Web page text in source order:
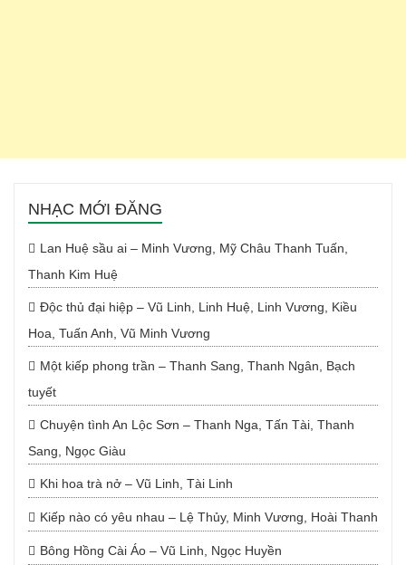
NHẠC MỚI ĐĂNG
Lan Huệ sầu ai – Minh Vương, Mỹ Châu Thanh Tuấn,
Thanh Kim Huệ
Độc thủ đại hiệp – Vũ Linh, Linh Huệ, Linh Vương, Kiều
Hoa, Tuấn Anh, Vũ Minh Vương
Một kiếp phong trần – Thanh Sang, Thanh Ngân, Bạch
tuyết
Chuyện tình An Lộc Sơn – Thanh Nga, Tấn Tài, Thanh
Sang, Ngọc Giàu
Khi hoa trà nở – Vũ Linh, Tài Linh
Kiếp nào có yêu nhau – Lệ Thủy, Minh Vương, Hoài Thanh
Bông Hồng Cài Áo – Vũ Linh, Ngọc Huyền